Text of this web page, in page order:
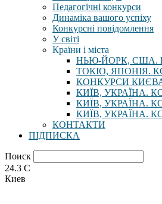
Педагогічні конкурси
Динаміка вашого успіху
Конкурсні повідомлення
У світі
Країни і міста
НЬЮ-ЙОРК, США.
ТОКІО, ЯПОНІЯ.
КОНКУРСИ
КИЇВ, УКРАЇНА.
КИЇВ, УКРАЇНА.
КИЇВ, УКРАЇНА.
КОНТАКТИ
ПІДПИСКА
Поиск
24.3 C
Киев